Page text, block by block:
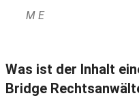
M E
Was ist der Inhalt
Bridge